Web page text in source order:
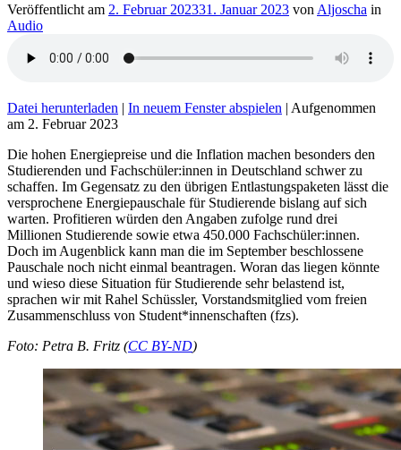
Veröffentlicht am 2. Februar 202331. Januar 2023 von Aljoscha in
Audio
Datei herunterladen | In neuem Fenster abspielen | Aufgenommen
am 2. Februar 2023
Die hohen Energiepreise und die Inflation machen besonders den
Studierenden und Fachschüler:innen in Deutschland schwer zu
schaffen. Im Gegensatz zu den übrigen Entlastungspaketen lässt die
versprochene Energiepauschale für Studierende bislang auf sich
warten. Profitieren würden den Angaben zufolge rund drei
Millionen Studierende sowie etwa 450.000 Fachschüler:innen.
Doch im Augenblick kann man die im September beschlossene
Pauschale noch nicht einmal beantragen. Woran das liegen könnte
und wieso diese Situation für Studierende sehr belastend ist,
sprachen wir mit Rahel Schüssler, Vorstandsmitglied vom freien
Zusammenschluss von Student*innenschaften (fzs).
Foto: Petra B. Fritz (CC BY-ND)